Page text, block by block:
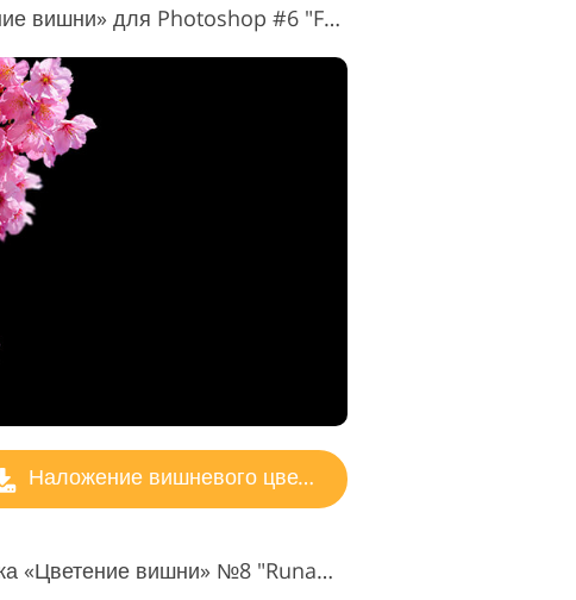
Наложение «Цветение вишни» для Photoshop #6 "Future Days"
Наложение вишневого цвета
Бесплатная накладка «Цветение вишни» №8 "Runaways"